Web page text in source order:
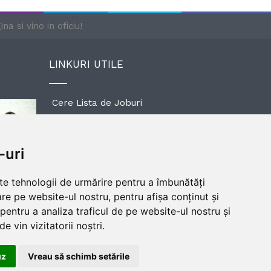
uri
tehnologii de urmărire pentru a îmbunătăți
pe website-ul nostru, pentru afișa conținut și
a analiza traficul de pe website-ul nostru și
vin vizitatorii noștri.
Vreau să schimb setările
si vino in oficiu!
LINKURI UTILE
Cere Lista de Joburi